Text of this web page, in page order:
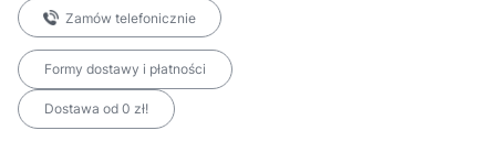
Zamów telefonicznie
Formy dostawy i płatności
Dostawa od 0 zł!